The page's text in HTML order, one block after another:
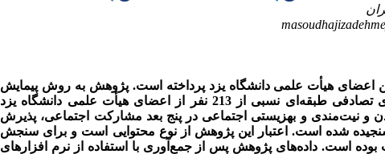
اعضای هیأت علمی دانشگاه یزد پرداخته است. پژوهش به روش پیمایش
انجام شده، داده‌ها با تکنیک پرسشنامه و با استفاده از شیوه نمونه‌گیری تصادفی طبقه‌ای نسبی از 213 نفر از اعضای هیأت علمی دانشگاه یزد
نیت‌مندی و بهزیستی اجتماعی در پنج بعد مشارکت اجتماعی، پذیرش
شده است. اعتبار این پژوهش از نوع محتوایی است و برای سنجش
بوده است. داده‌های پژوهش پس از جمع‌آوری با استفاده از نرم افزارهای